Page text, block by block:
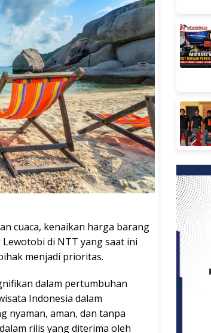
cuaca, kenaikan harga barang
di NTT yang saat ini
menjadi prioritas.
dalam pertumbuhan
Indonesia dalam
nyaman, aman, dan tanpa
rilis yang diterima oleh